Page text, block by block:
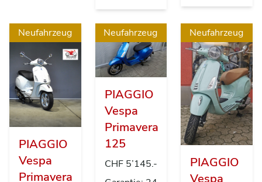
Neufahrzeug
PIAGGIO
Vespa
Primavera
Neufahrzeug
PIAGGIO
Vespa
Primavera
125
CHF 5’145.-
Neufahrzeug
PIAGGIO